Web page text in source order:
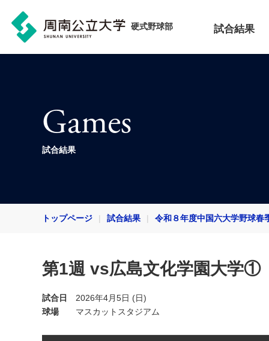
硬式野球部 試合結果
Games
試合結果
トップページ 試合結果 令和８年度中国六大学野球春
第1週 vs広島文化学園大学①
試合日
2026年4月5日 (日)
球場
マスカットスタジアム